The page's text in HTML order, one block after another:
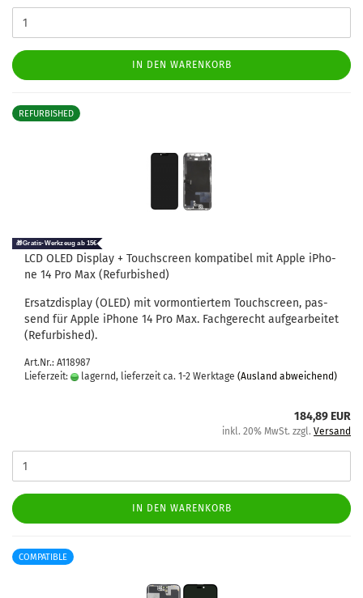
IN DEN WARENKORB
REFURBISHED
LCD OLED Dis­play + Touch­screen kom­pa­ti­bel mit Apple iPho­
ne 14 Pro Max (Re­fur­bis­hed)
Er­satz­dis­play (OLED) mit vor­mon­tier­tem Touch­screen, pas­
send für Apple iPho­ne 14 Pro Max. Fach­ge­recht auf­ge­ar­bei­tet
(Re­fur­bis­hed).
Art.Nr.: A118987
Lieferzeit:
lagernd, lieferzeit ca. 1-2 Werktage (Ausland abweichend)
184,89 EUR
inkl. 20% MwSt. zzgl. Versand
IN DEN WARENKORB
COMPATIBLE